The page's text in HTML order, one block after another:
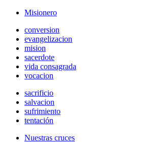
Misionero
conversion
evangelizacion
mision
sacerdote
vida consagrada
vocacion
sacrificio
salvacion
sufrimiento
tentación
Nuestras cruces